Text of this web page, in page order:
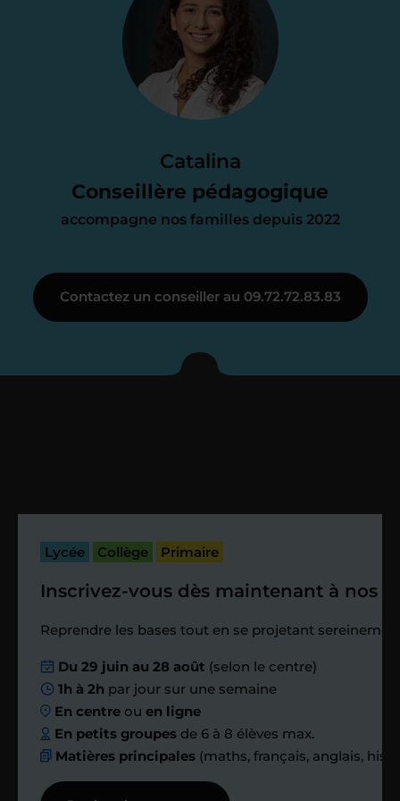
Catalina
Conseillère pédagogique
accompagne nos familles depuis 2022
proposition
d’accompagnement
parfait. À partir de maintenant nous
nous occupons de tout.
Je vous présente votre
enseignant sous 72
passé.
Étape 4
Nous planifions
ensemble des
échanges réguliers
Afin de suivre le travail et les progrès
Contactez un conseiller au 09.72.72.83.83
Lycée Collège Primaire
Inscrivez-vous dès maintenant à nos
Reprendre les bases tout en se projetant
Du 29 juin au 28 août (selon le centre)
1h à 2h par jour sur une semaine
En centre ouen ligne
En petits groupes de 6 à 8 élèves max.
Matières principales (maths, français, anglais,